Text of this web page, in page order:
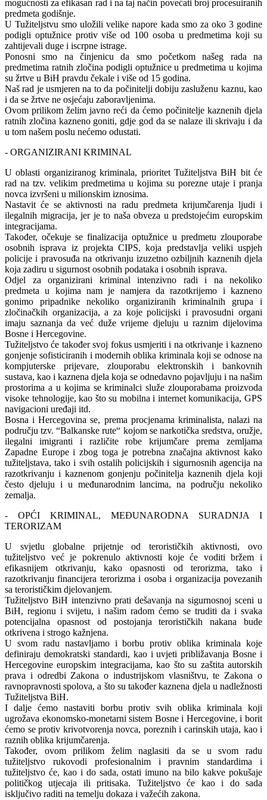
mogućnosti za efikasan rad i na taj način povećati broj procesuiranih
predmeta godišnje.
U Tužiteljstvu smo uložili velike napore kada smo za oko 3 godine
podigli optužnice protiv više od 100 osoba u predmetima koji su
zahtijevali duge i iscrpne istrage.
Ponosni smo na činjenicu da smo početkom našeg rada na
predmetima ratnih zločina podigli optužnice u predmetima u kojima
su žrtve u BiH pravdu čekale i više od 15 godina.
Naš rad je usmjeren na to da počinitelji dobiju zasluženu kaznu, kao
i da se žrtve ne osjećaju zaboravljenima.
Ovom prilikom želim javno reći da ćemo počinitelje kaznenih djela
ratnih zločina kazneno goniti, gdje god da se nalaze ili skrivaju i da
u tom našem poslu nećemo odustati.
- ORGANIZIRANI KRIMINAL
U oblasti organiziranog kriminala, prioritet Tužiteljstva BiH bit će
rad na tzv. velikim predmetima u kojima su porezne utaje i pranja
novca izvršeni u milionskim iznosima.
Nastavit će se aktivnosti na radu predmetа krijumčarenja ljudi i
ilegalnih migracija, jer je to naša obveza u predstojećim europskim
integracijama.
Također, očekuje se finalizacija optužnice u predmetu zlouporabe
osobnih isprava iz projekta CIPS, koja predstavlja veliki uspjeh
policije i pravosuđa na otkrivanju izuzetno ozbiljnih kaznenih djela
koja zadiru u sigurnost osobnih podataka i osobnih isprava.
Odjel za organizirani kriminal intenzivno radi i na nekoliko
predmeta u kojima nam je namjera da razotkrijemo i kazneno
gonimo pripadnike nekoliko organiziranih kriminalnih grupa i
zločinačkih organizacija, a za koje policijski i pravosudni organi
imaju saznanja da već duže vrijeme djeluju u raznim dijelovima
Bosne i Hercegovine.
Tužiteljstvo će također svoj fokus usmjeriti i na otkrivanje i kazneno
gonjenje sofisticiranih i modernih oblika kriminala koji se odnose na
kompjuterske prijevare, zlouporabu elektronskih i bankovnih
sustava, kao i kaznena djela koja se odnedavno pojavljuju i na našim
prostorima a u kojima se kriminalci služe zlouporabama proizvoda
visoke tehnologije, kao što su mobilna i internet komunikacija, GPS
navigacioni uređaji itd.
Bosna i Hercegovina se, prema procjenama kriminalista, nalazi na
području tzv. “Balkanske rute“ kojom se narkotička sredstva, oružje,
ilegalni imigranti i različite robe krijumčare prema zemljama
Zapadne Europe i zbog toga je potrebna značajna aktivnost kako
tužiteljstava, tako i svih ostalih policijskih i sigurnosnih agencija na
razotkrivanju i kaznenom gonjenju počinitelja kaznenih djela koji
često djeluju i u međunarodnim lancima, na području nekoliko
zemalja.
- OPĆI KRIMINAL, MEĐUNARODNA SURADNJA I
TERORIZAM
U svjetlu globalne prijetnje od terorističkih aktivnosti, ovo
tužiteljstvo već je pokrenulo aktivnosti koje će voditi bržem i
efikasnijem otkrivanju, kako opasnosti od terorizma, tako i
razotkrivanju financijera terorizma i osoba i organizacija povezanih
sa terorističkim djelovanjem.
Tužiteljstvo BiH intenzivno prati dešavanja na sigurnosnoj sceni u
BiH, regionu i svijetu, i našim radom ćemo se truditi da i svaka
potencijalna opasnost od postojanja terorističkih nakana bude
otkrivena i strogo kažnjena.
U svom radu nastavljamo i borbu protiv oblika kriminala koje
definiraju demokratski standardi, kao i uvjeti približavanja Bosne i
Hercegovine europskim integracijama, kao što su zaštita autorskih
prava i odredbi Zakona o industrijskom vlasništvu, te Zakona o
ravnopravnosti spolova, a što su također kaznena djela u nadležnosti
Tužiteljstva BiH.
I dalje ćemo nastaviti borbu protiv svih oblika kriminala koji
ugrožava ekonomsko-monetarni sistem Bosne i Hercegovine, i borit
ćemo se protiv krivotvorenja novca, poreznih i carinskih utaja, kao i
raznih oblika krijumčarenja.
Također, ovom prilikom želim naglasiti da se u svom radu
tužiteljstvo rukovodi profesionalnim i pravnim standardima i
tužiteljstvo će, kao i do sada, ostati imuno na bilo kakve pokušaje
političkog utjecaja ili pritisaka. Tužiteljstvo će kao i do sada
isključivo raditi na temelju dokaza i važećih zakona.